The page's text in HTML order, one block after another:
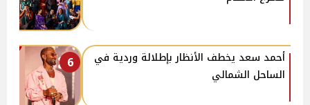
6
أحمد سعد يخطف الأنظار بإطلالة وردية في
الساحل الشمالي